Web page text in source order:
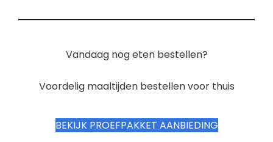
Vandaag nog eten bestellen?
Voordelig maaltijden bestellen voor thuis
BEKIJK PROEFPAKKET AANBIEDING